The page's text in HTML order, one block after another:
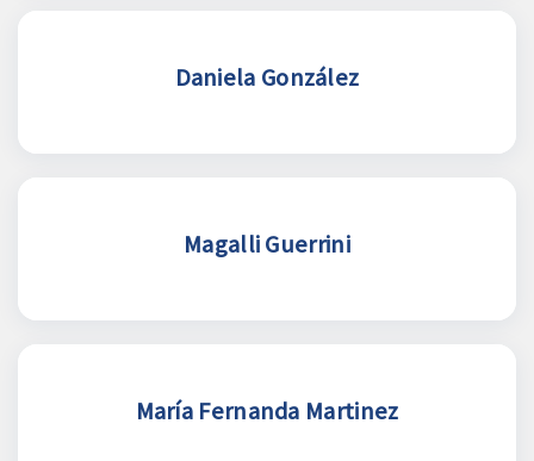
Daniela González
Magalli Guerrini
María Fernanda Martinez